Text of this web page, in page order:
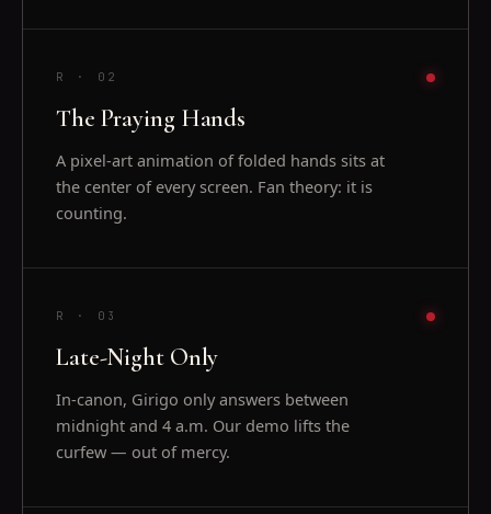
R · 02
The Praying Hands
A pixel-art animation of folded hands sits at
the center of every screen. Fan theory: it is
counting.
R · 03
Late-Night Only
In-canon, Girigo only answers between
midnight and 4 a.m. Our demo lifts the
curfew — out of mercy.